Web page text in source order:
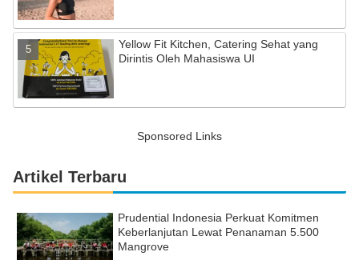
Yellow Fit Kitchen, Catering Sehat yang
Dirintis Oleh Mahasiswa UI
Sponsored Links
Artikel Terbaru
Prudential Indonesia Perkuat Komitmen
Keberlanjutan Lewat Penanaman 5.500
Mangrove